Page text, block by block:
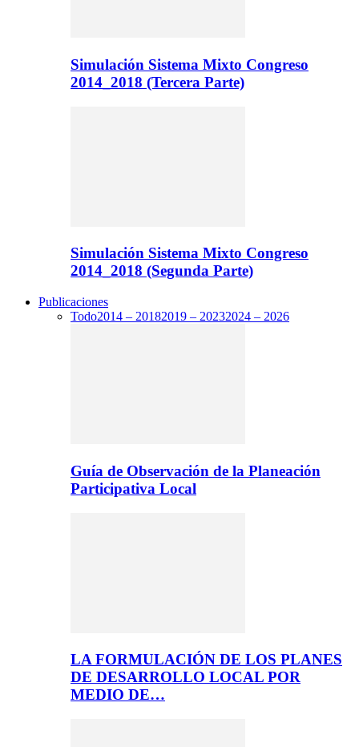
Simulación Sistema Mixto Congreso
2014_2018 (Tercera Parte)
Simulación Sistema Mixto Congreso
2014_2018 (Segunda Parte)
Publicaciones
Todo2014 – 20182019 – 20232024 – 2026
Guía de Observación de la Planeación
Participativa Local
LA FORMULACIÓN DE LOS PLANES
DE DESARROLLO LOCAL POR
MEDIO DE…